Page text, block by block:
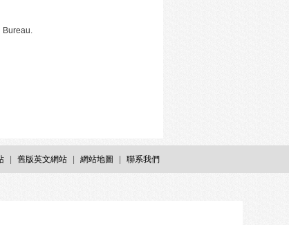
Bureau.
舊版英文網站 網站地圖 聯系我們